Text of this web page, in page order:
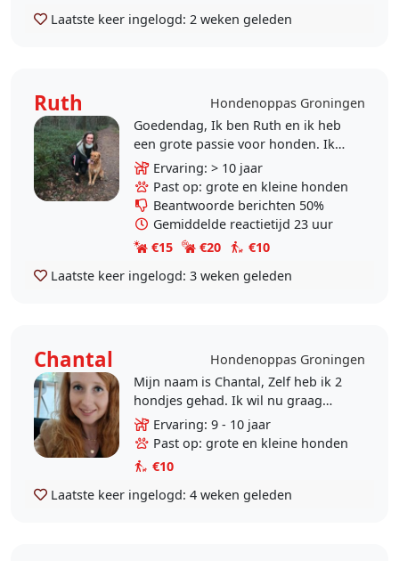
Laatste keer ingelogd: 2 weken geleden
Ruth
Hondenoppas Groningen
Goedendag, Ik ben Ruth en ik heb
een grote passie voor honden. Ik
zou het daarom erg leuk vinden om
op uw hond te passen of uit te
laten. Mijn..
Ervaring: > 10 jaar
Past op: grote en kleine honden
Beantwoorde berichten 50%
Gemiddelde reactietijd 23 uur
€15
€20
€10
Laatste keer ingelogd: 3 weken geleden
Chantal
Hondenoppas Groningen
Mijn naam is Chantal, Zelf heb ik 2
hondjes gehad. Ik wil nu graag
afspreken met honden uit de buurt
voor het uitlaten. Ik vind het heel
leuk om met..
Ervaring: 9 - 10 jaar
Past op: grote en kleine honden
€10
Laatste keer ingelogd: 4 weken geleden